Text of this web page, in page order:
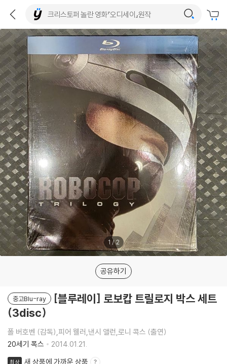
1 /2
공유하기
중고Blu-ray
[블루레이] 로보캅 트릴로지 박스 세트
(3disc)
폴 버호벤 (감독),피어 웰러,낸시 앨런,로니 콕스 (출연)
20세기 폭스
2014.01.21.
최상 새 상품에 가까운 상품